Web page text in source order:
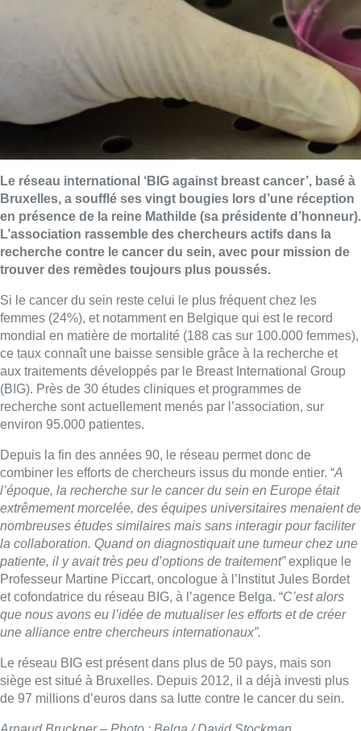
Le réseau international ‘BIG against breast cancer’, basé à
Bruxelles, a soufflé ses vingt bougies lors d’une réception
en présence de la reine Mathilde (sa présidente d’honneur).
L’association rassemble des chercheurs actifs dans la
recherche contre le cancer du sein, avec pour mission de
trouver des remèdes toujours plus poussés.
Si le cancer du sein reste celui le plus fréquent chez les
femmes (24%), et notamment en Belgique qui est le record
mondial en matière de mortalité (188 cas sur 100.000 femmes),
ce taux connaît une baisse sensible grâce à la recherche et
aux traitements développés par le Breast International Group
(BIG). Près de 30 études cliniques et programmes de
recherche sont actuellement menés par l’association, sur
environ 95.000 patientes.
Depuis la fin des années 90, le réseau permet donc de
combiner les efforts de chercheurs issus du monde entier. “A
l’époque, la recherche sur le cancer du sein en Europe était
extrêmement morcelée, des équipes universitaires menaient de
nombreuses études similaires mais sans interagir pour faciliter
la collaboration. Quand on diagnostiquait une tumeur chez une
patiente, il y avait très peu d’options de traitement”explique le
Professeur Martine Piccart, oncologue à l’Institut Jules Bordet
et cofondatrice du réseau BIG, à l’agence Belga. “C’est alors
que nous avons eu l’idée de mutualiser les efforts et de créer
une alliance entre chercheurs internationaux”.
Le réseau BIG est présent dans plus de 50 pays, mais son
siège est situé à Bruxelles. Depuis 2012, il a déjà investi plus
de 97 millions d’euros dans sa lutte contre le cancer du sein.